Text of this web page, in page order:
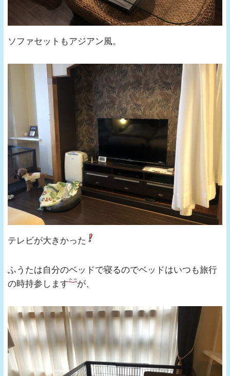
ソファセットもアジアン風。
テレビが大きかった
ふうたは自分のベッドで寝るのでベッドはいつも旅行
の時持参します
が、